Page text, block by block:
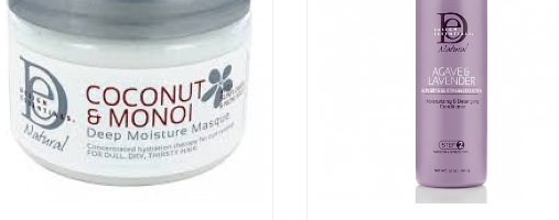
Papaye
7.67 €
KARITE
6.37 €